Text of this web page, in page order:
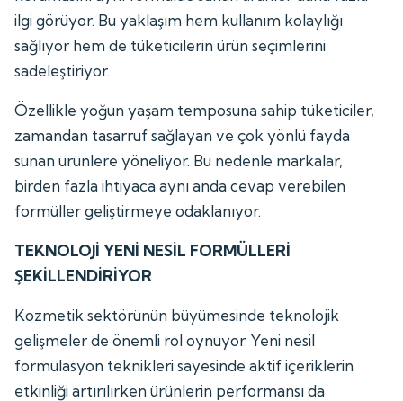
ilgi görüyor. Bu yaklaşım hem kullanım kolaylığı
sağlıyor hem de tüketicilerin ürün seçimlerini
sadeleştiriyor.
Özellikle yoğun yaşam temposuna sahip tüketiciler,
zamandan tasarruf sağlayan ve çok yönlü fayda
sunan ürünlere yöneliyor. Bu nedenle markalar,
birden fazla ihtiyaca aynı anda cevap verebilen
formüller geliştirmeye odaklanıyor.
TEKNOLOJİ YENİ NESİL FORMÜLLERİ
ŞEKİLLENDİRİYOR
Kozmetik sektörünün büyümesinde teknolojik
gelişmeler de önemli rol oynuyor. Yeni nesil
formülasyon teknikleri sayesinde aktif içeriklerin
etkinliği artırılırken ürünlerin performansı da